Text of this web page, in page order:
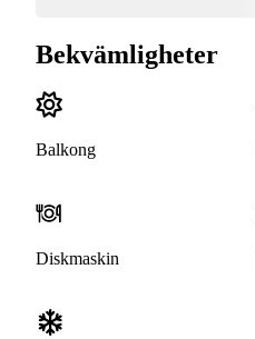
Bekvämligheter
Balkong
Diskmaskin